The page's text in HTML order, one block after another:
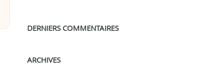
DERNIERS COMMENTAIRES
ARCHIVES